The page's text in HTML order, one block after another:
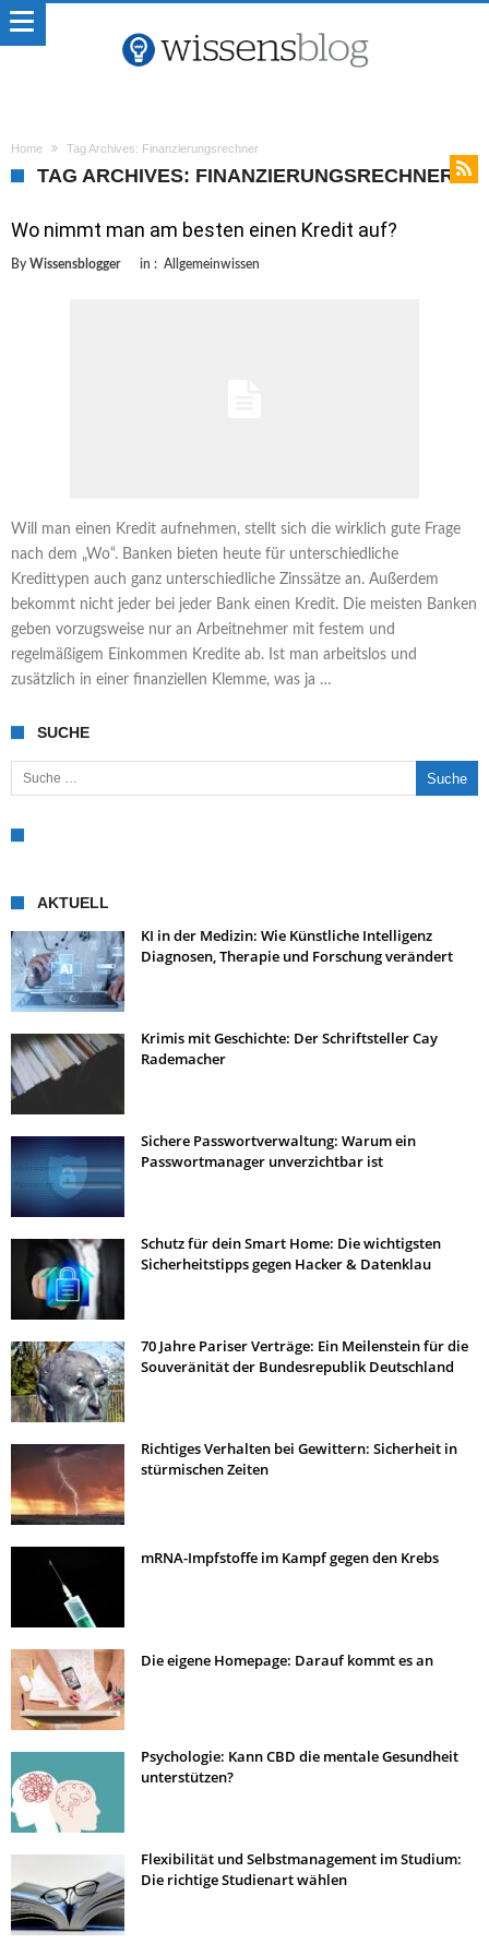
Home Tag Archives: Finanzierungsrechner
TAG ARCHIVES: FINANZIERUNGSRECHNER
Wo nimmt man am besten einen Kredit auf?
By Wissensblogger in : Allgemeinwissen
Will man einen Kredit aufnehmen, stellt sich die wirklich gute Frage
nach dem „Wo“. Banken bieten heute für unterschiedliche
Kredittypen auch ganz unterschiedliche Zinssätze an. Außerdem
bekommt nicht jeder bei jeder Bank einen Kredit. Die meisten Banken
geben vorzugsweise nur an Arbeitnehmer mit festem und
regelmäßigem Einkommen Kredite ab. Ist man arbeitslos und
zusätzlich in einer finanziellen Klemme, was ja …
SUCHE
Suche nach:
AKTUELL
KI in der Medizin: Wie Künstliche Intelligenz
Diagnosen, Therapie und Forschung verändert
Krimis mit Geschichte: Der Schriftsteller Cay
Rademacher
Sichere Passwortverwaltung: Warum ein
Passwortmanager unverzichtbar ist
Schutz für dein Smart Home: Die wichtigsten
Sicherheitstipps gegen Hacker & Datenklau
70 Jahre Pariser Verträge: Ein Meilenstein für die
Souveränität der Bundesrepublik Deutschland
Richtiges Verhalten bei Gewittern: Sicherheit in
stürmischen Zeiten
mRNA-Impfstoffe im Kampf gegen den Krebs
Die eigene Homepage: Darauf kommt es an
Psychologie: Kann CBD die mentale Gesundheit
unterstützen?
Flexibilität und Selbstmanagement im Studium:
Die richtige Studienart wählen